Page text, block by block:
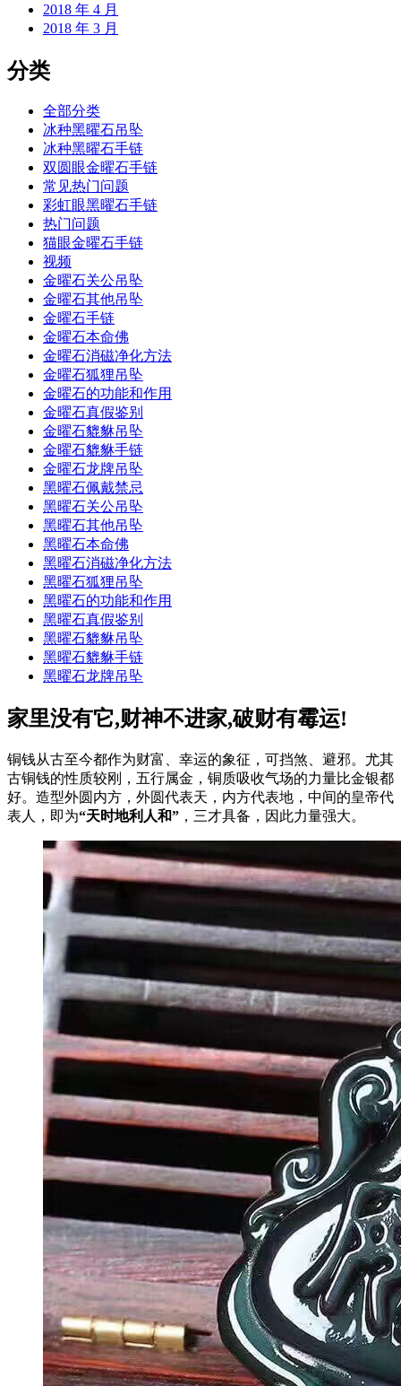
2018 年 4 月
2018 年 3 月
分类
全部分类
冰种黑曜石吊坠
冰种黑曜石手链
双圆眼金曜石手链
常见热门问题
彩虹眼黑曜石手链
热门问题
猫眼金曜石手链
视频
金曜石关公吊坠
金曜石其他吊坠
金曜石手链
金曜石本命佛
金曜石消磁净化方法
金曜石狐狸吊坠
金曜石的功能和作用
金曜石真假鉴别
金曜石貔貅吊坠
金曜石貔貅手链
金曜石龙牌吊坠
黑曜石佩戴禁忌
黑曜石关公吊坠
黑曜石其他吊坠
黑曜石本命佛
黑曜石消磁净化方法
黑曜石狐狸吊坠
黑曜石的功能和作用
黑曜石真假鉴别
黑曜石貔貅吊坠
黑曜石貔貅手链
黑曜石龙牌吊坠
家里没有它,财神不进家,破财有霉运!
铜钱从古至今都作为财富、幸运的象征，可挡煞、避邪。尤其
古铜钱的性质较刚，五行属金，铜质吸收气场的力量比金银都
好。造型外圆内方，外圆代表天，内方代表地，中间的皇帝代
表人，即为“天时地利人和” ，三才具备，因此力量强大。